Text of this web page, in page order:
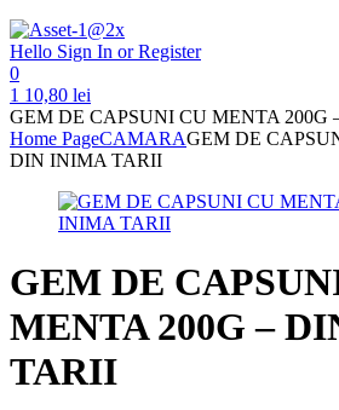
Hello Sign In or Register
0
1 10,80 lei
GEM DE CAPSUNI CU MENTA
Home PageCAMARAGEM DE
DIN INIMA TARII
GEM DE
MENTA 200G –
TARII